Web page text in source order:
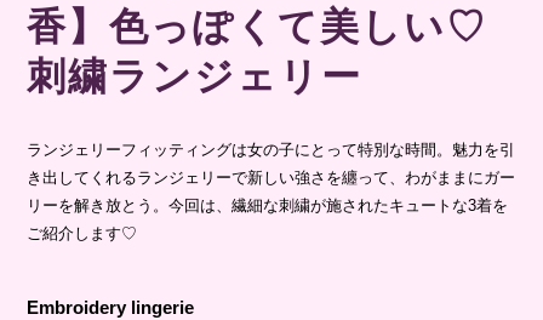
香】色っぽくて美しい♡
刺繍ランジェリー
ランジェリーフィッティングは女の子にとって特別な時間。魅力を引
き出してくれるランジェリーで新しい強さを纏って、わがままにガー
リーを解き放とう。今回は、繊細な刺繍が施されたキュートな3着を
ご紹介します♡
Embroidery lingerie